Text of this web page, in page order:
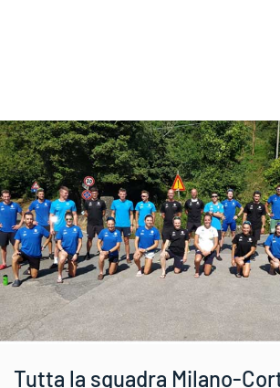
Tutta la squadra Milano-